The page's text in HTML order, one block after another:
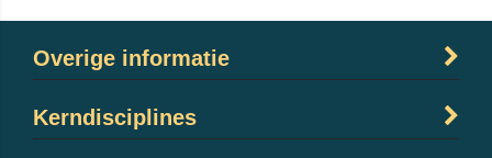
Overige informatie
Kerndisciplines